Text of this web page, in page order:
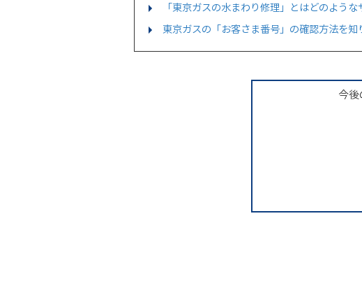
「東京ガスの水まわり修理」とはどのような
東京ガスの「お客さま番号」の確認方法を知
今